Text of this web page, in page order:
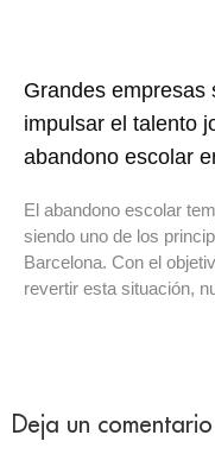
Grandes empresas
impulsar el talento
abandono escolar
El abandono escolar
siendo uno de los
Barcelona. Con el
revertir esta situación,
Deja un comentario